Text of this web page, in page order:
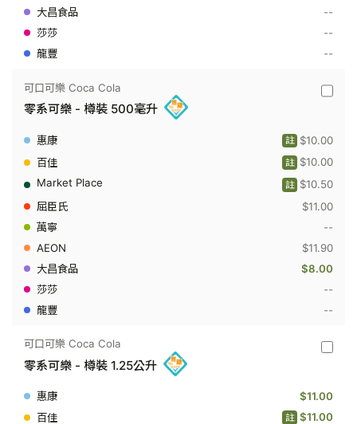
(無
裝
500
--
--
--
可
樂
Coca
Cola
零
可
樽
裝
500
毫
可口可樂 Coca Cola
零系可樂 - 樽裝 500毫升
$10.00
註
$10.00
註
$10.50
註
$11.00
--
$11.90
$8.00
--
--
可
樂
Coca
Cola
可口可樂 Coca Cola
零系可樂 - 樽裝 1.25公升
$11.00
$11.00
註